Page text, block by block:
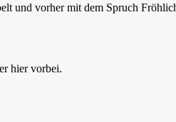
und vorher mit dem Spruch
hier vorbei.